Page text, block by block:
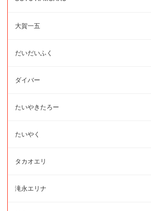
大賀一五
だいだいふく
ダイバー
たいやきたろー
たいやく
タカオエリ
滝永エリナ